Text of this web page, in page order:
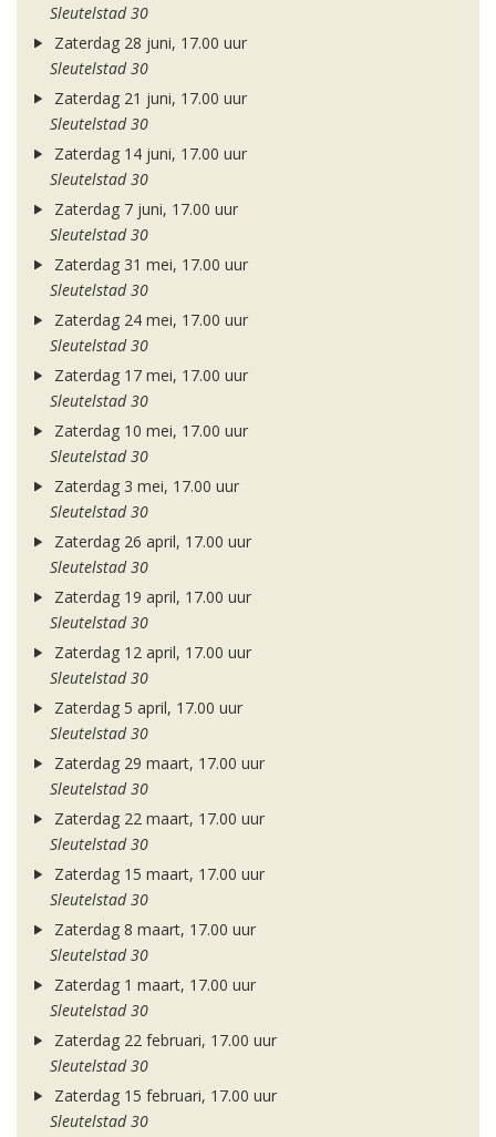
Sleutelstad 30
Zaterdag 28 juni, 17.00 uur
Sleutelstad 30
Zaterdag 21 juni, 17.00 uur
Sleutelstad 30
Zaterdag 14 juni, 17.00 uur
Sleutelstad 30
Zaterdag 7 juni, 17.00 uur
Sleutelstad 30
Zaterdag 31 mei, 17.00 uur
Sleutelstad 30
Zaterdag 24 mei, 17.00 uur
Sleutelstad 30
Zaterdag 17 mei, 17.00 uur
Sleutelstad 30
Zaterdag 10 mei, 17.00 uur
Sleutelstad 30
Zaterdag 3 mei, 17.00 uur
Sleutelstad 30
Zaterdag 26 april, 17.00 uur
Sleutelstad 30
Zaterdag 19 april, 17.00 uur
Sleutelstad 30
Zaterdag 12 april, 17.00 uur
Sleutelstad 30
Zaterdag 5 april, 17.00 uur
Sleutelstad 30
Zaterdag 29 maart, 17.00 uur
Sleutelstad 30
Zaterdag 22 maart, 17.00 uur
Sleutelstad 30
Zaterdag 15 maart, 17.00 uur
Sleutelstad 30
Zaterdag 8 maart, 17.00 uur
Sleutelstad 30
Zaterdag 1 maart, 17.00 uur
Sleutelstad 30
Zaterdag 22 februari, 17.00 uur
Sleutelstad 30
Zaterdag 15 februari, 17.00 uur
Sleutelstad 30